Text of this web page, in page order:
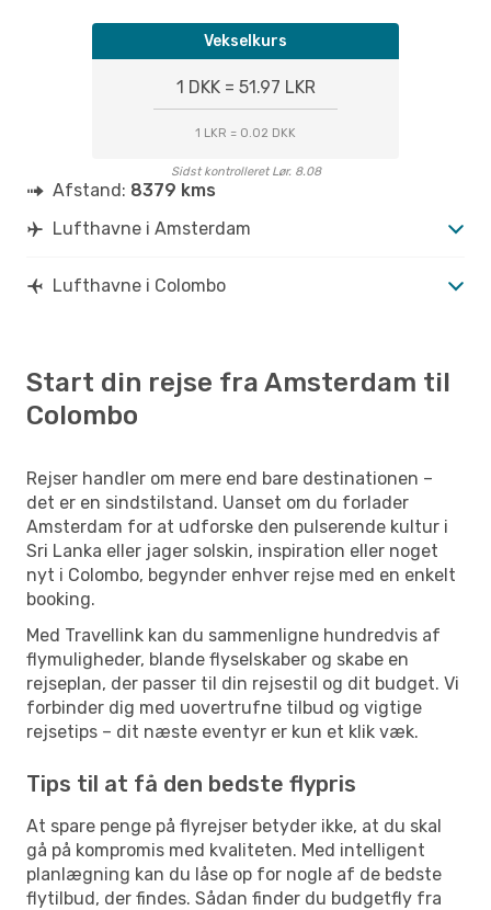
Vekselkurs
1 DKK = 51.97 LKR
1 LKR = 0.02 DKK
Sidst kontrolleret Lør. 8.08
Afstand: 8379 kms
Lufthavne i Amsterdam
Lufthavne i Colombo
Start din rejse fra Amsterdam til
Colombo
Rejser handler om mere end bare destinationen –
det er en sindstilstand. Uanset om du forlader
Amsterdam for at udforske den pulserende kultur i
Sri Lanka eller jager solskin, inspiration eller noget
nyt i Colombo, begynder enhver rejse med en enkelt
booking.
Med Travellink kan du sammenligne hundredvis af
flymuligheder, blande flyselskaber og skabe en
rejseplan, der passer til din rejsestil og dit budget. Vi
forbinder dig med uovertrufne tilbud og vigtige
rejsetips – dit næste eventyr er kun et klik væk.
Tips til at få den bedste flypris
At spare penge på flyrejser betyder ikke, at du skal
gå på kompromis med kvaliteten. Med intelligent
planlægning kan du låse op for nogle af de bedste
flytilbud, der findes. Sådan finder du budgetfly fra